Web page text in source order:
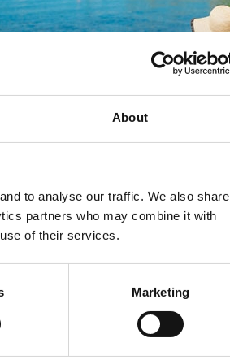
About
to analyse our traffic. We also share
partners who may combine it with
of their services.
Marketing
KUPALIŠTE CRIKVENICA